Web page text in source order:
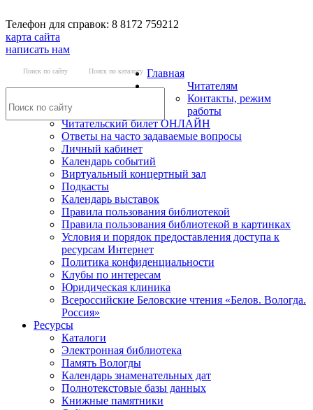
Телефон для справок: 8 8172 759212
карта сайта
написать нам
Поиск по сайту Поиск по каталогу Главная
Читателям
Контакты, режим
работы
Читательский билет ОНЛАЙН
Ответы на часто задаваемые вопросы
Личный кабинет
Календарь событий
Виртуальный концертный зал
Подкасты
Календарь выставок
Правила пользования библиотекой
Правила пользования библиотекой в картинках
Условия и порядок предоставления доступа к
ресурсам Интернет
Политика конфиденциальности
Клубы по интересам
Юридическая клиника
Всероссийские Беловские чтения «Белов. Вологда.
Россия»
Ресурсы
Каталоги
Электронная библиотека
Память Вологды
Календарь знаменательных дат
Полнотекстовые базы данных
Книжные памятники